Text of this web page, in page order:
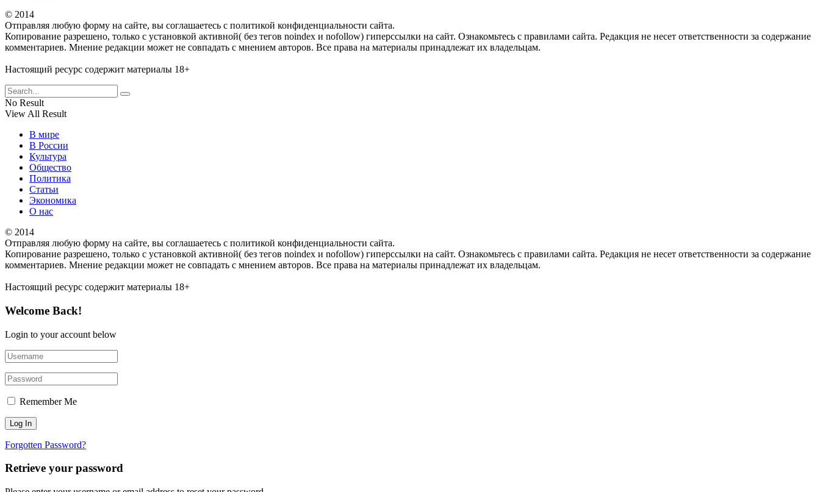
© 2014
Отправляя любую форму на сайте, вы соглашаетесь с политикой конфиденциальности сайта.
Копирование разрешено, только с установкой активной( без тегов noindex и nofollow) гиперссылки на сайт. Ознакомьтесь с правилами сайта. Редакция не несет ответственности за содержание
комментариев. Мнение редакции может не совпадать с мнением авторов. Все права на материалы принадлежат их владельцам.
Настоящий ресурс содержит материалы 18+
No Result
View All Result
В мире
В России
Культура
Общество
Политика
Статьи
Экономика
О нас
© 2014
Отправляя любую форму на сайте, вы соглашаетесь с политикой конфиденциальности сайта.
Копирование разрешено, только с установкой активной( без тегов noindex и nofollow) гиперссылки на сайт. Ознакомьтесь с правилами сайта. Редакция не несет ответственности за содержание
комментариев. Мнение редакции может не совпадать с мнением авторов. Все права на материалы принадлежат их владельцам.
Настоящий ресурс содержит материалы 18+
Welcome Back!
Login to your account below
Remember Me
Forgotten Password?
Retrieve your password